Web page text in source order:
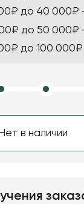
до 40 000₽
до 50 000₽
до 100 000₽
Нет в наличии